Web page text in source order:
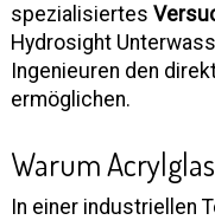
spezialisiertes
Hydrosight
Ingenieuren den
ermöglichen.
Warum
In einer industriellen